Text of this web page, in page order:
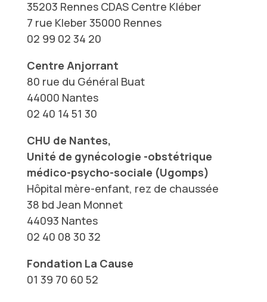
35203 Rennes CDAS Centre Kléber
7 rue Kleber 35000 Rennes
02 99 02 34 20
Centre Anjorrant
80 rue du Général Buat
44000 Nantes
02 40 14 51 30
CHU de Nantes,
Unité de gynécologie -obstétrique
médico-psycho-sociale (Ugomps)
Hôpital mère-enfant, rez de chaussée
38 bd Jean Monnet
44093 Nantes
02 40 08 30 32
Fondation La Cause
01 39 70 60 52